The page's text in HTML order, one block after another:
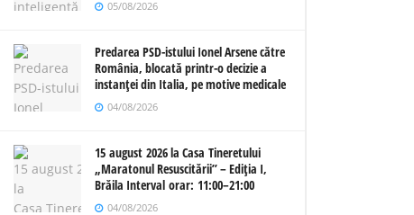
05/08/2026
Predarea PSD-istului Ionel Arsene către
România, blocată printr-o decizie a
instanței din Italia, pe motive medicale
04/08/2026
15 august 2026 la Casa Tineretului
„Maratonul Resuscitării” – Ediția I,
Brăila Interval orar: 11:00–21:00
04/08/2026